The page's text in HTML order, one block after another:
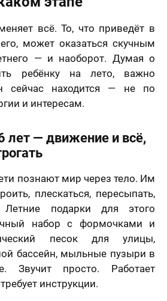
всё. То, что приведёт в
может оказаться скучным
— и наоборот. Думая о
ребёнку на лето, важно
сейчас находится — не по
и интересам.
— движение и всё,
познают мир через тело. Им
плескаться, пересыпать,
Летние подарки для этого
набор с формочками и
песок для улицы,
бассейн, мыльные пузыри в
Звучит просто. Работает
инструкции.